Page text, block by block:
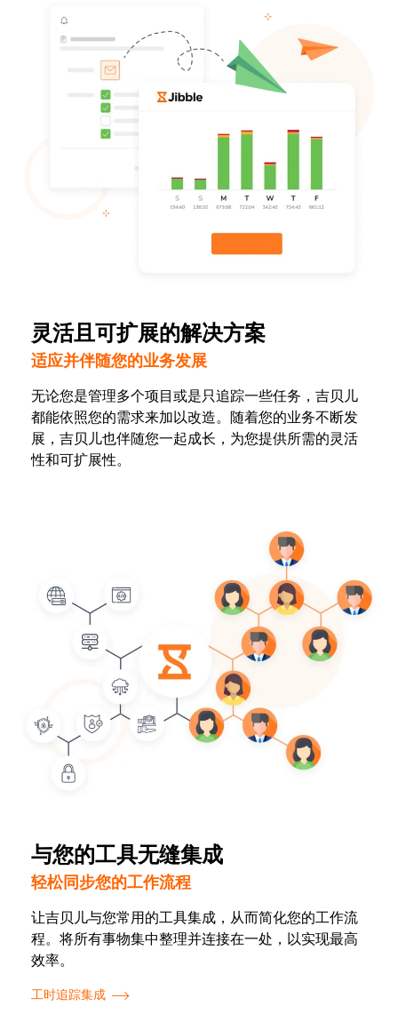
灵活且可扩展的解决方案
适应并伴随您的业务发展
无论您是管理多个项目或是只追踪一些任务，吉贝儿
都能依照您的需求来加以改造。随着您的业务不断发
展，吉贝儿也伴随您一起成长，为您提供所需的灵活
性和可扩展性。
与您的工具无缝集成
轻松同步您的工作流程
让吉贝儿与您常用的工具集成，从而简化您的工作流
程。将所有事物集中整理并连接在一处，以实现最高
效率。
工时追踪集成